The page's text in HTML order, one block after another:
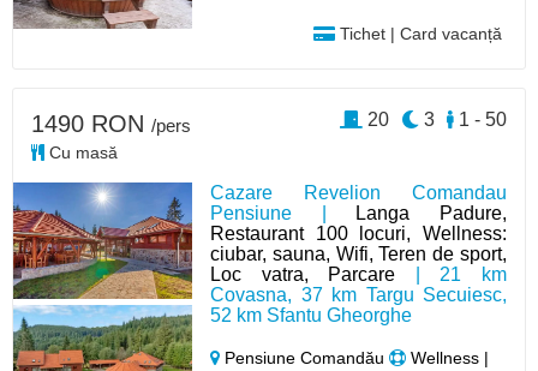
Tichet | Card vacanță
Cazare Revelion Comandau
Pensiune |
Langa Padure,
Restaurant 100 locuri, Wellness:
ciubar, sauna, Wifi, Teren de sport,
Loc vatra, Parcare | 21 km
Covasna, 37 km Targu Secuiesc,
52 km Sfantu Gheorghe
Pensiune Comandău
Wellness |
1490 RON /pers
Cu masă
1 - 50
3
20